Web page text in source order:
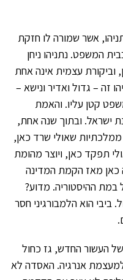
אשר שמורה לו חזקת
המשפט. נתניהו ניחן
וביקורת עצמית אינה אחת
זה – גדול ואדיר ונישא –
קטן עליו. והאמת
ישראל. ובתוך שנה אחת,
שאולי שרד כאן,
תפקד כאן, ויוצר מהומת
כאן מאז הקמת המדינה
במת ההיסטוריה. מדוע?
ביבי הוא הלמבורגיני חסר
של העשור החדש, גז כחול
אנרגיה. האסדה לא